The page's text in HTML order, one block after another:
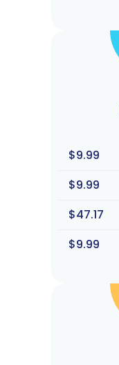
$9.99
$9.99
$47.17
$9.99